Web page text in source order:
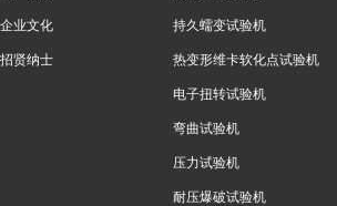
企业文化
招贤纳士
持久蠕变试验机
热变形维卡软化点试验机
电子扭转试验机
弯曲试验机
压力试验机
耐压爆破试验机